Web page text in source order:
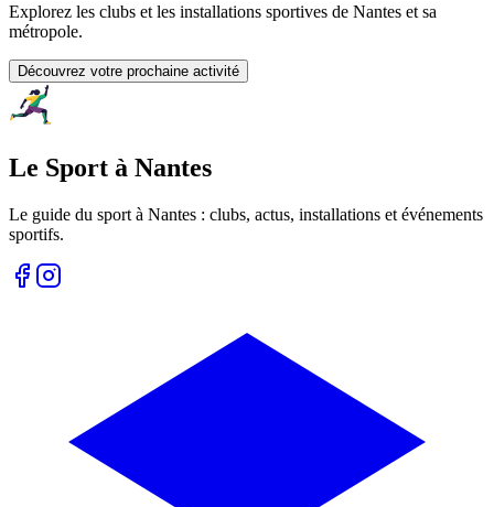
Explorez les clubs et les installations sportives de Nantes et sa
métropole.
Découvrez votre prochaine activité
Le Sport à Nantes
Le guide du sport à Nantes : clubs, actus, installations et événements
sportifs.